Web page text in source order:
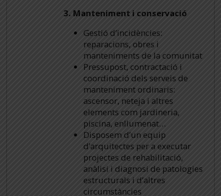
3. Manteniment i conservació
Gestió d’incidències:
reparacions, obres i
manteniments de la comunitat
Pressupost, contractació i
coordinació dels serveis de
manteniment ordinaris:
ascensor, neteja i altres
elements com jardineria,
piscina, enllumenat…
Disposem d’un equip
d’arquitectes per a executar
projectes de rehabilitació,
anàlisi i diagnosi de patologies
estructurals i d’altres
circumstàncies